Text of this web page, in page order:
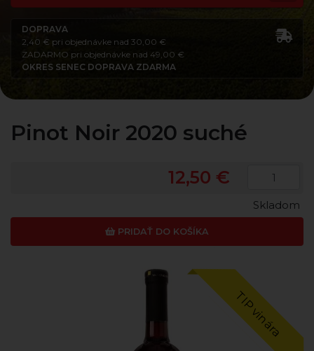
DOPRAVA
2,40 € pri objednávke nad 30,00 €
ZADARMO pri objednávke nad 49,00 €
OKRES SENEC DOPRAVA ZDARMA
Pinot Noir 2020 suché
12,50 €
PRIDAŤ DO KOŠÍKA
Skladom
TIP vinára